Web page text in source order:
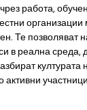
работа,
Те позволяват
в реална среда,
културата
активни